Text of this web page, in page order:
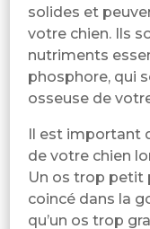
solides et
votre chien. Ils
nutriments
phosphore, qui
osseuse de
Il est important
de votre chien
Un os trop petit
coincé dans la
qu’un os trop